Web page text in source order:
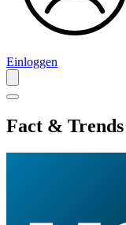
Einloggen
Fact & Trends